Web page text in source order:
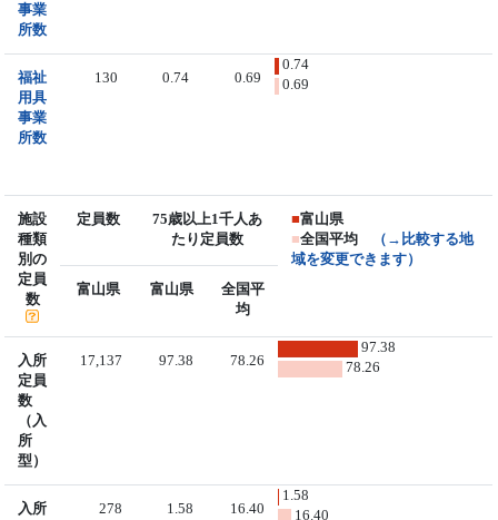
事業
所数
福祉
用具
事業
所数
130 0.74 0.69
0.74
0.69
施設
種類
別の
定員
数
定員数
75歳以上1千人あ
たり定員数
■富山県
■全国平均
（→比較する地
域を変更できます）
富山県
富山県
全国平
均
入所
定員
数
（入
所
型）
17,137 97.38 78.26
97.38
78.26
入所
278 1.58 16.40
1.58
16.40